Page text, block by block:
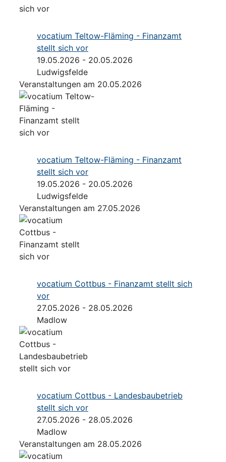
vocatium Teltow-Fläming - Finanzamt
stellt sich vor
19.05.2026 - 20.05.2026
Ludwigsfelde
Veranstaltungen am 20.05.2026
vocatium Teltow-Fläming - Finanzamt
stellt sich vor
19.05.2026 - 20.05.2026
Ludwigsfelde
Veranstaltungen am 27.05.2026
vocatium Cottbus - Finanzamt stellt sich
vor
27.05.2026 - 28.05.2026
Madlow
vocatium Cottbus - Landesbaubetrieb
stellt sich vor
27.05.2026 - 28.05.2026
Madlow
Veranstaltungen am 28.05.2026